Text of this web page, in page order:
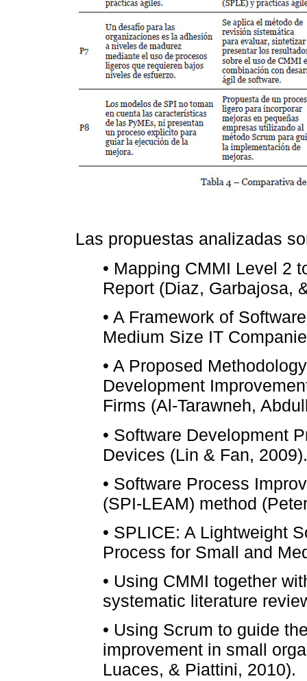
Las propuestas analizadas
• Mapping CMMI Level 2
Report (Diaz, Garbajosa,
• A Framework of
Medium Size IT
• A Proposed
Development
Firms (Al-Tarawneh,
• Software Development
Devices (Lin & Fan, 2009).
• Software Process
(SPI-LEAM) method
• SPLICE: A Lightweight
Process for Small and
• Using CMMI together
systematic literature
• Using Scrum to guide
improvement in small
Luaces, & Piattini, 2010).